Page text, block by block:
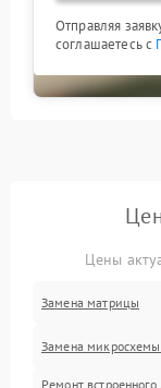
Отправляя
соглашаетесь с
Цены
Замена матрицы
Замена микросхемы
Ремонт